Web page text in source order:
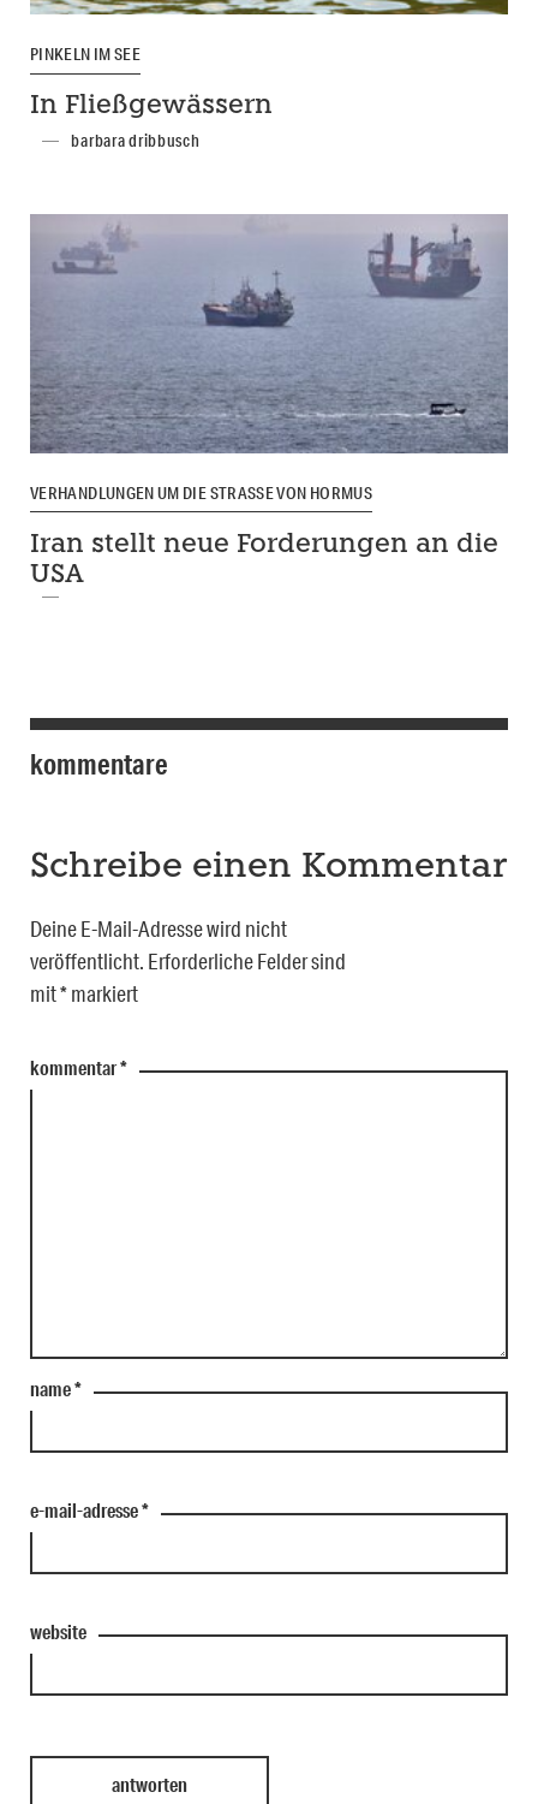
PINKELN IM SEE
In Fließgewässern
barbara dribbusch
VERHANDLUNGEN UM DIE STRASSE VON HORMUS
Iran stellt neue Forderungen an die
USA
kommentare
Schreibe einen Kommentar
Deine E-Mail-Adresse wird nicht
veröffentlicht. Erforderliche Felder sind
mit*markiert
kommentar*
name*
e-mail-adresse*
website